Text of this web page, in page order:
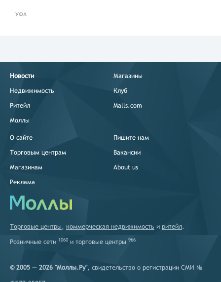
УФА
Новости
Недвижимость
Ритейл
Моллы
Магазины
Клуб
Malls.com
О сайте
Торговым центрам
Магазинам
Реклама
Пишите нам
Вакансии
About us
Торговые центры, коммерческая недвижимость и ритейл.
Розничные сети 1060 и торговые центры 966
© 2005 — 2026 "Моллы.Ру", свидетельство о регистрации СМИ №